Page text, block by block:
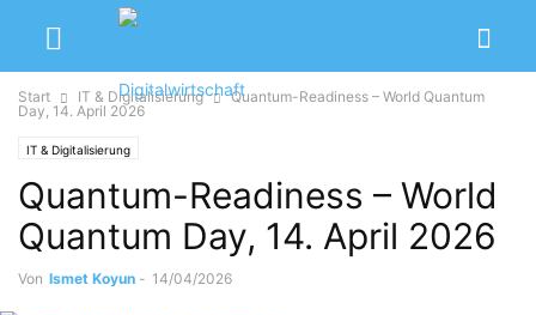
Start IT & Digitalisierung
Quantum-Readiness – World Quantum
Day, 14. April 2026
IT & Digitalisierung
Quantum-Readiness – World
Quantum Day, 14. April 2026
Von Ismet Koyun - 14/04/2026